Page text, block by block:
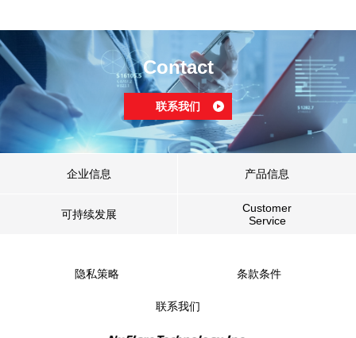
Contact
联系我们
企业信息 产品信息
可持续发展
Customer
Service
隐私策略 条款条件
联系我们